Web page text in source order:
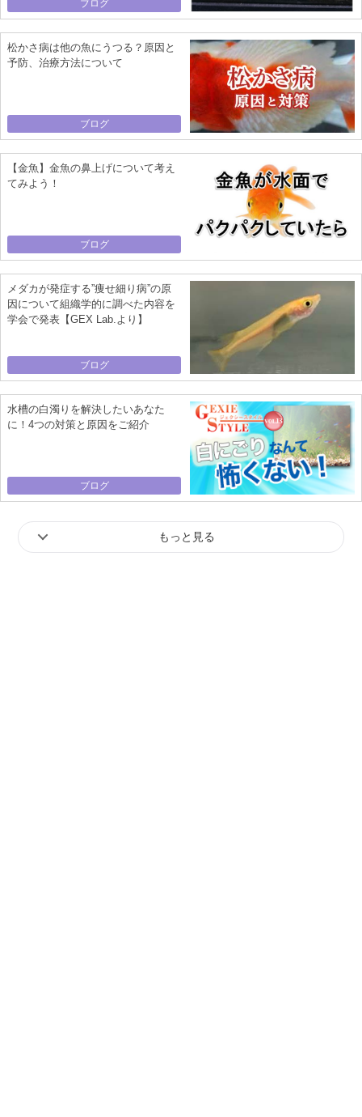
ブログ
松かさ病は他の魚にうつる？原因と
予防、治療方法について
ブログ
【金魚】金魚の鼻上げについて考え
てみよう！
ブログ
メダカが発症する”痩せ細り病”の原
因について組織学的に調べた内容を
学会で発表【GEX Lab.より】
ブログ
水槽の白濁りを解決したいあなた
に！4つの対策と原因をご紹介
ブログ
もっと見る